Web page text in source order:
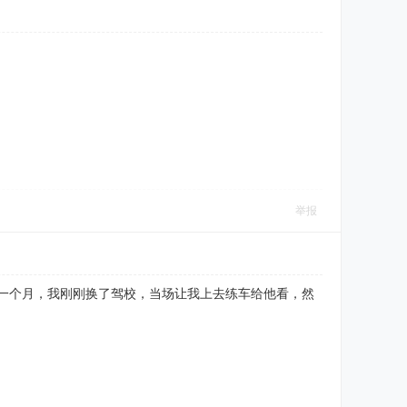
举报
月，我刚刚换了驾校，当场让我上去练车给他看，然